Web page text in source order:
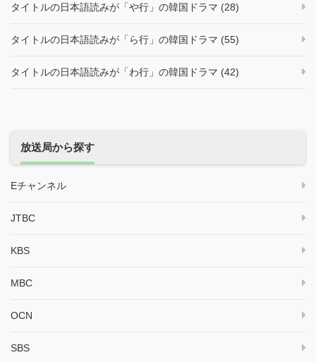
タイトルの日本語読みが「や行」の韓国ドラマ (28)
タイトルの日本語読みが「ら行」の韓国ドラマ (55)
タイトルの日本語読みが「わ行」の韓国ドラマ (42)
放送局から探す
Eチャンネル
JTBC
KBS
MBC
OCN
SBS